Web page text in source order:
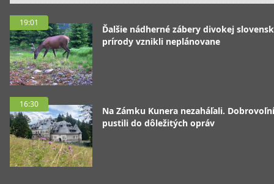
19:01
Ďalšie nádherné zábery divokej
prírody vznikli neplánovane
16:30
Na Zámku Kunera nezaháľali.
pustili do dôležitých opráv